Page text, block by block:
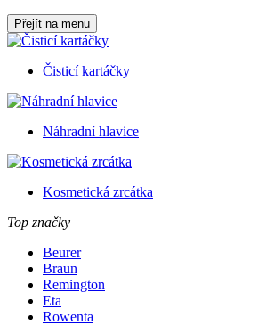
Přejít na menu
Čisticí kartáčky
Náhradní hlavice
Kosmetická zrcátka
Top značky
Beurer
Braun
Remington
Eta
Rowenta